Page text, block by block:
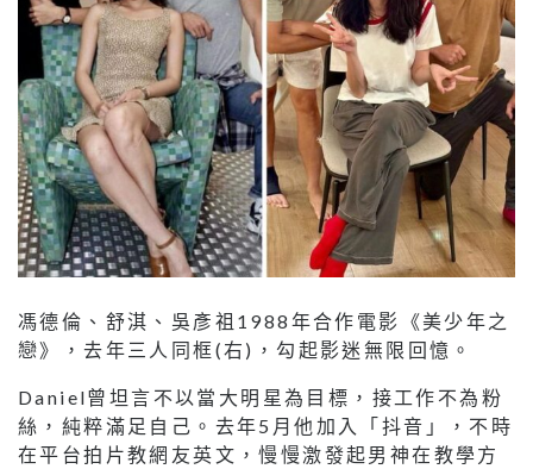
馮德倫、舒淇、吳彥祖1988年合作電影《美少年之
戀》，去年三人同框(右)，勾起影迷無限回憶。
Daniel曾坦言不以當大明星為目標，接工作不為粉
絲，純粹滿足自己。去年5月他加入「抖音」，不時
在平台拍片教網友英文，慢慢激發起男神在教學方